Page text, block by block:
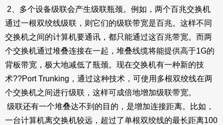
2、多个设备级联会产生级联瓶颈。例如，两个百兆交换机
通过一根双绞线级联，则它们的级联带宽是百兆。这样不同
交换机之间的计算机要通讯，都只能通过这百兆带宽。而两
个交换机通过堆叠连接在一起，堆叠线缆将能提供高于1G的
背板带宽，极大地减低了瓶颈。现在交换机有一种新的技
术??Port Trunking，通过这种技术，可使用多根双绞线在两
个交换机之间进行级联，这样可成倍地增加级联带宽。
级联还有一个堆叠达不到的目的，是增加连接距离。比如，
一台计算机离交换机较远，超过了单根双绞线的最长距离100